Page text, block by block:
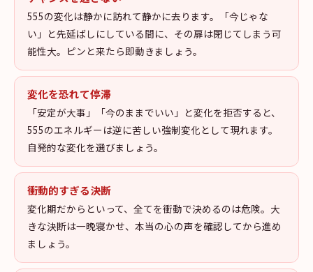
555の変化は静かに訪れて静かに去ります。「今じゃな
い」と先延ばしにしている間に、その扉は閉じてしまう可
能性大。ピンと来たら即動きましょう。
変化を恐れて停滞
「安定が大事」「今のままでいい」と変化を拒否すると、
555のエネルギーは逆に苦しい強制変化として現れます。
自発的な変化を選びましょう。
衝動的すぎる決断
変化期だからといって、全てを衝動で決めるのは危険。大
きな決断は一晩寝かせ、本当の心の声を確認してから進め
ましょう。